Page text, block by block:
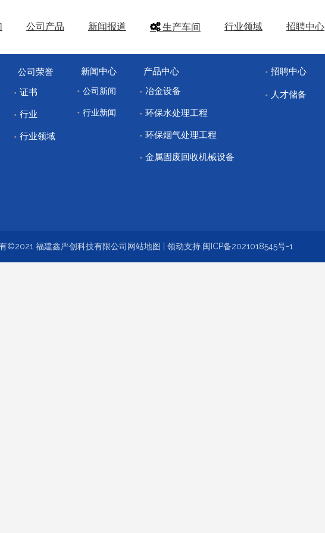
公司产品 新闻报道 生产车间 行业领域 招聘中心
公司荣誉
证书
行业
行业领域
新闻中心
公司新闻
行业新闻
产品中心
冶金设备
环保水处理工程
环保烟气处理工程
金属固废回收机械设备
招聘中心
人才储备
©2021 福建鑫严创科技有限公司网站地图 | 领动支持. 闽ICP备2021018545号-1